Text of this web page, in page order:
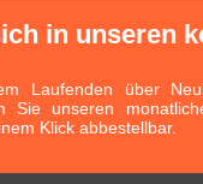
in unseren
Laufenden über
Sie unseren
Klick abbestellbar.